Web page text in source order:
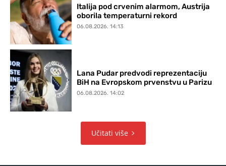
Italija pod crvenim alarmom, Austrija
oborila temperaturni rekord
06.08.2026. 14:13
Lana Pudar predvodi reprezentaciju
BiH na Evropskom prvenstvu u Parizu
06.08.2026. 14:02
Učitati više